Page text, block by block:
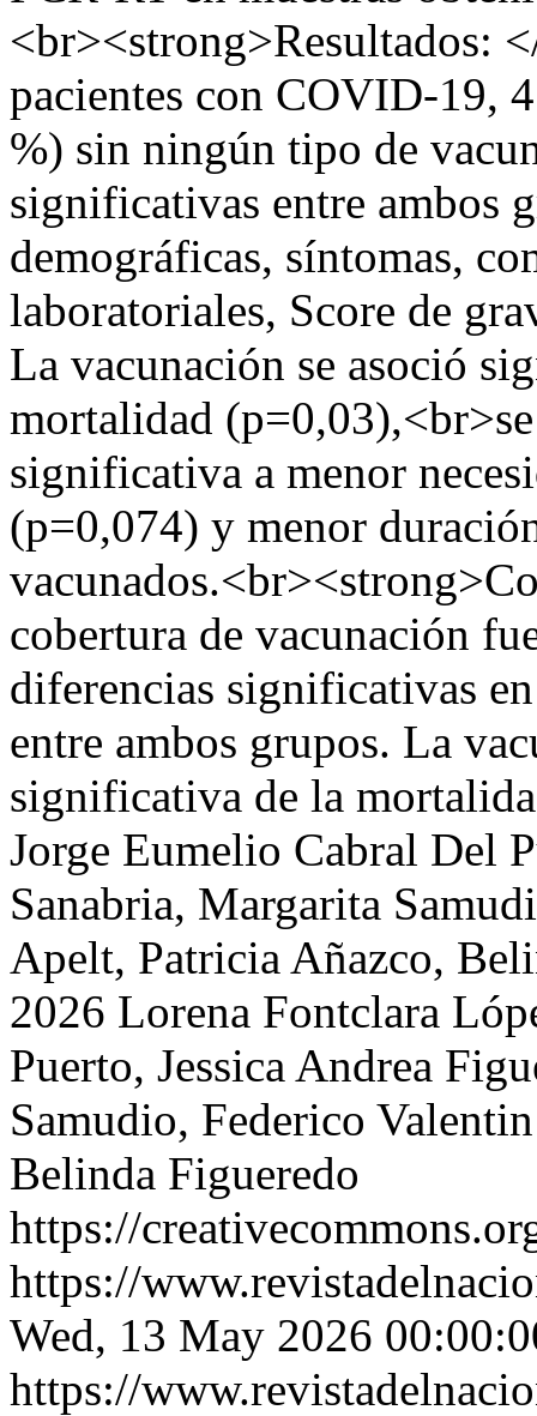
<br><strong>Resultados:
pacientes con COVID-19,
%) sin ningún tipo de
significativas entre ambos
demográficas, síntomas,
laboratoriales, Score de
La vacunación se asoció
mortalidad
significativa a menor
(p=0,074) y menor
cobertura de vacunación
diferencias significativas
entre ambos grupos. La
significativa de la
Jorge Eumelio Cabral Del
Sanabria, Margarita
Apelt, Patricia Añazco,
2026 Lorena Fontclara
Puerto, Jessica Andrea
Samudio, Federico
Belinda Figueredo
https://
https://
Wed, 13 May 2026
https://